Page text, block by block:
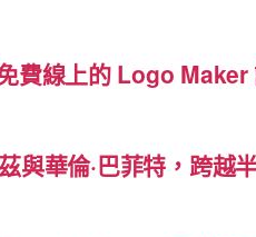
費線上的 Logo Maker
與華倫·巴菲特，跨越